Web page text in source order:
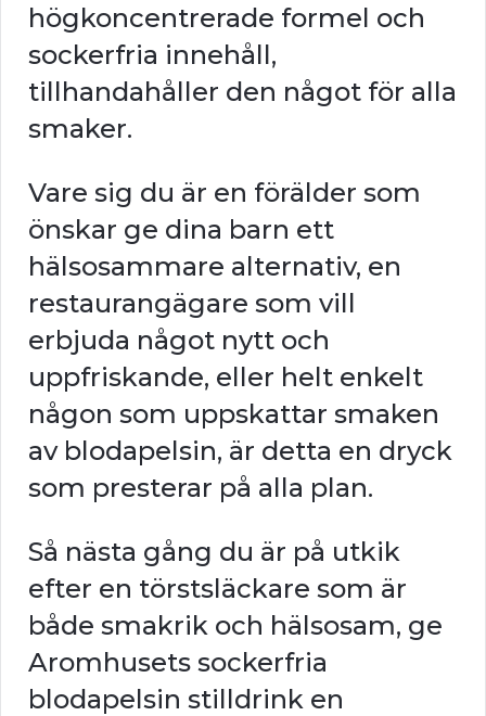
högkoncentrerade formel och
sockerfria innehåll,
tillhandahåller den något för alla
smaker.
Vare sig du är en förälder som
önskar ge dina barn ett
hälsosammare alternativ, en
restaurangägare som vill
erbjuda något nytt och
uppfriskande, eller helt enkelt
någon som uppskattar smaken
av blodapelsin, är detta en dryck
som presterar på alla plan.
Så nästa gång du är på utkik
efter en törstsläckare som är
både smakrik och hälsosam, ge
Aromhusets sockerfria
blodapelsin stilldrink en